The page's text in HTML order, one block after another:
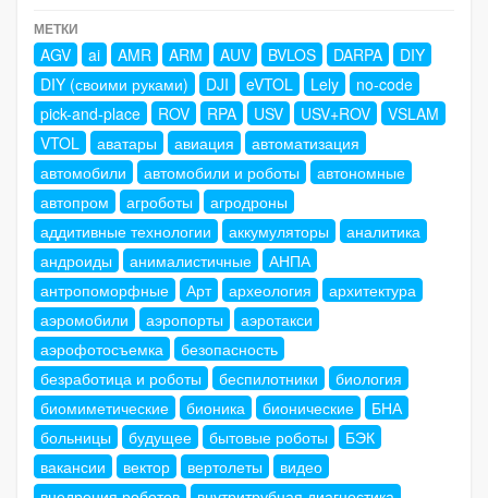
МЕТКИ
AGV ai AMR ARM AUV BVLOS DARPA
DIY
DIY (своими руками)
DJI eVTOL Lely
no-code
pick-and-place
ROV RPA USV USV+ROV
VSLAM
VTOL
аватары авиация
автоматизация
автомобили
автомобили и роботы
автономные
автопром
агроботы
агродроны
аддитивные технологии
аккумуляторы
аналитика
андроиды
анималистичные
АНПА
антропоморфные
Арт археология
архитектура
аэромобили
аэропорты
аэротакси
аэрофотосъемка
безопасность
безработица и роботы
беспилотники
биология
биомиметические
бионика бионические
БНА
больницы
будущее бытовые роботы
БЭК
вакансии
вектор вертолеты
видео